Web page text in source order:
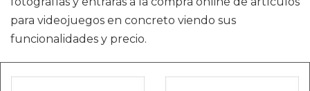
para videojuegos en concreto viendo sus
funcionalidades y precio.